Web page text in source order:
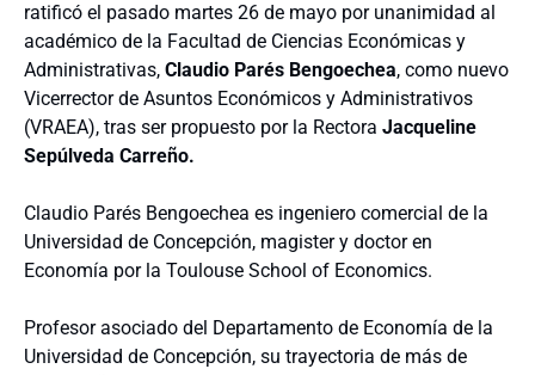
ratificó el pasado martes 26 de mayo por unanimidad al
académico de la Facultad de Ciencias Económicas y
Administrativas, Claudio Parés Bengoechea, como nuevo
Vicerrector de Asuntos Económicos y Administrativos
(VRAEA), tras ser propuesto por la Rectora Jacqueline
Sepúlveda Carreño.
Claudio Parés Bengoechea es ingeniero comercial de la
Universidad de Concepción, magister y doctor en
Economía por la Toulouse School of Economics.
Profesor asociado del Departamento de Economía de la
Universidad de Concepción, su trayectoria de más de